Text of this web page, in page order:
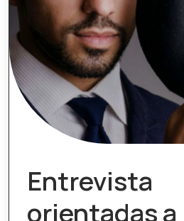
Entrevista
orientadas a